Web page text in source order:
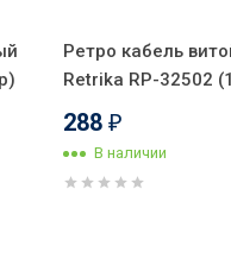
Ретро кабель
Retrika RP-32502
288 ₽
В наличии